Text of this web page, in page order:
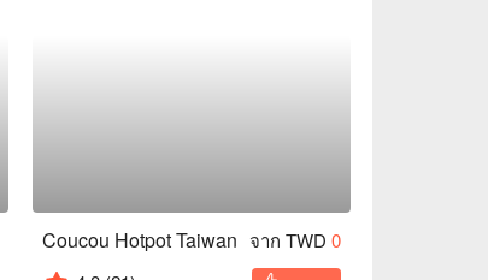
Coucou Hotpot Taiwan จาก TWD 0